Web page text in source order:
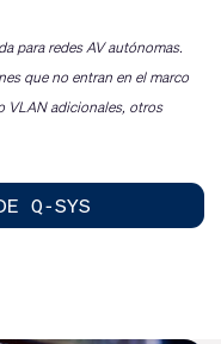
para redes AV autónomas.
que no entran en el marco
VLAN adicionales, otros
Q-SYS